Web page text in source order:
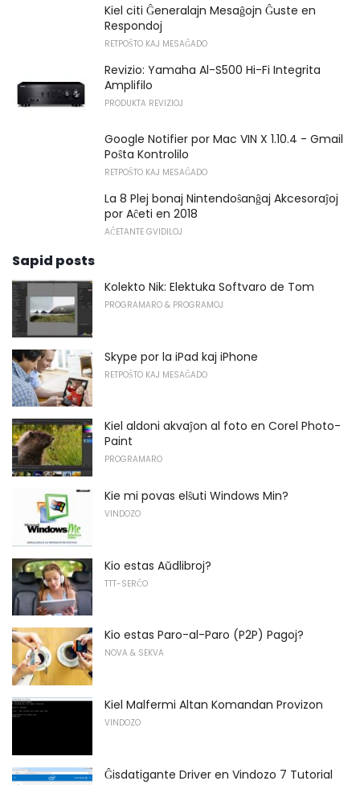
Kiel citi Ĝeneralajn Mesaĝojn Ĝuste en
Respondoj
RETPOŜTO KAJ MESAĜADO
Revizio: Yamaha Al-S500 Hi-Fi Integrita
Amplifilo
PRODUKTA REVIZIOJ
Google Notifier por Mac VIN X 1.10.4 - Gmail
Poŝta Kontrolilo
RETPOŜTO KAJ MESAĜADO
La 8 Plej bonaj Nintendoŝanĝaj Akcesoraĵoj
por Aĉeti en 2018
AĈETANTE GVIDILOJ
Sapid posts
Kolekto Nik: Elektuka Softvaro de Tom
PROGRAMARO & PROGRAMOJ
Skype por la iPad kaj iPhone
RETPOŜTO KAJ MESAĜADO
Kiel aldoni akvaĵon al foto en Corel Photo-
Paint
PROGRAMARO
Kie mi povas elŝuti Windows Min?
VINDOZO
Kio estas Aŭdlibroj?
TTT-SERĈO
Kio estas Paro-al-Paro (P2P) Pagoj?
NOVA & SEKVA
Kiel Malfermi Altan Komandan Provizon
VINDOZO
Ĝisdatigante Driver en Vindozo 7 Tutorial